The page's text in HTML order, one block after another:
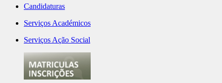
Candidaturas
Serviços Académicos
Serviços Ação Social